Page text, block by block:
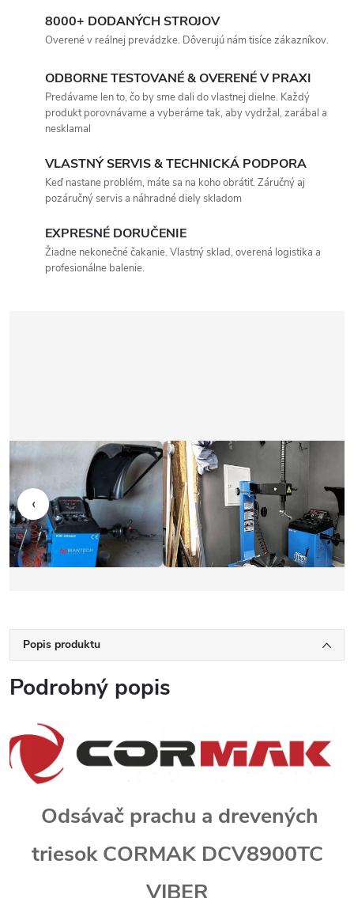
8000+ DODANÝCH STROJOV
Overené v reálnej prevádzke. Dôverujú nám tisíce zákazníkov.
ODBORNE TESTOVANÉ & OVERENÉ V PRAXI
Predávame len to, čo by sme dali do vlastnej dielne. Každý
produkt porovnávame a vyberáme tak, aby vydržal, zarábal a
nesklamal
VLASTNÝ SERVIS & TECHNICKÁ PODPORA
Keď nastane problém, máte sa na koho obrátiť. Záručný aj
pozáručný servis a náhradné diely skladom
EXPRESNÉ DORUČENIE
Žiadne nekonečné čakanie. Vlastný sklad, overená logistika a
profesionálne balenie.
‹
Popis produktu
Podrobný popis
Odsávač prachu a drevených
triesok CORMAK DCV8900TC
VIBER